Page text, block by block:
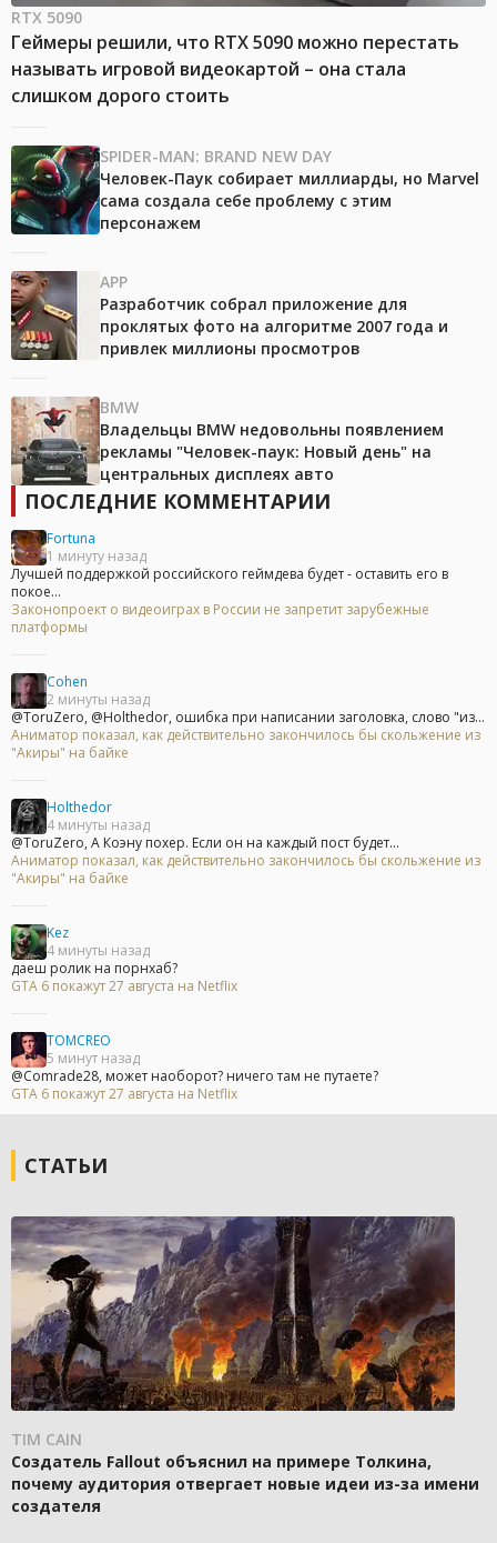
RTX 5090
Геймеры решили, что RTX 5090 можно перестать
называть игровой видеокартой – она стала
слишком дорого стоить
SPIDER-MAN: BRAND NEW DAY
Человек-Паук собирает миллиарды, но Marvel
сама создала себе проблему с этим
персонажем
APP
Разработчик собрал приложение для
проклятых фото на алгоритме 2007 года и
привлек миллионы просмотров
BMW
Владельцы BMW недовольны появлением
рекламы "Человек-паук: Новый день" на
центральных дисплеях авто
ПОСЛЕДНИЕ КОММЕНТАРИИ
Fortuna
1 минуту назад
Лучшей поддержкой российского геймдева будет - оставить его в
покое...
Законопроект о видеоиграх в России не запретит зарубежные
платформы
Cohen
2 минуты назад
@ToruZero, @Holthedor, ошибка при написании заголовка, слово "из...
Аниматор показал, как действительно закончилось бы скольжение из
"Акиры" на байке
Holthedor
4 минуты назад
@ToruZero, А Коэну похер. Если он на каждый пост будет...
Аниматор показал, как действительно закончилось бы скольжение из
"Акиры" на байке
Kez
4 минуты назад
даеш ролик на порнхаб?
GTA 6 покажут 27 августа на Netflix
TOMCREO
5 минут назад
@Comrade28, может наоборот? ничего там не путаете?
GTA 6 покажут 27 августа на Netflix
СТАТЬИ
TIM CAIN
Создатель Fallout объяснил на примере Толкина,
почему аудитория отвергает новые идеи из-за имени
создателя